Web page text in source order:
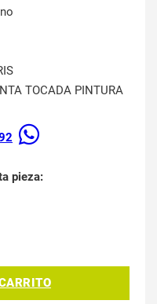
TOCADA PINTURA
pieza: